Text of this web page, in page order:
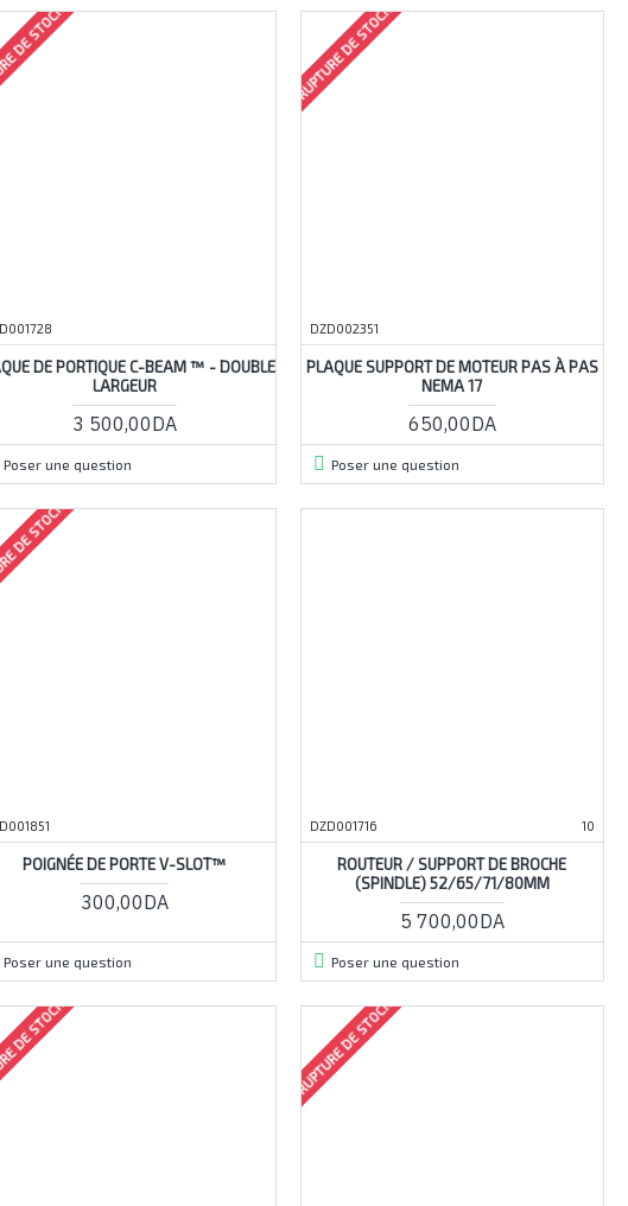
STOCK
DE PORTIQUE C-BEAM ™ - DOUBLE
LARGEUR
3 500,00DA
Poser une question
RUPTURE DE STOCK
DZD002351
PLAQUE SUPPORT DE MOTEUR PAS À PAS
NEMA 17
650,00DA
Poser une question
STOCK
POIGNÉE DE PORTE V-SLOT™
300,00DA
Poser une question
DZD001716 10
ROUTEUR / SUPPORT DE BROCHE
(SPINDLE) 52/65/71/80MM
5 700,00DA
Poser une question
STOCK RUPTURE DE STOCK